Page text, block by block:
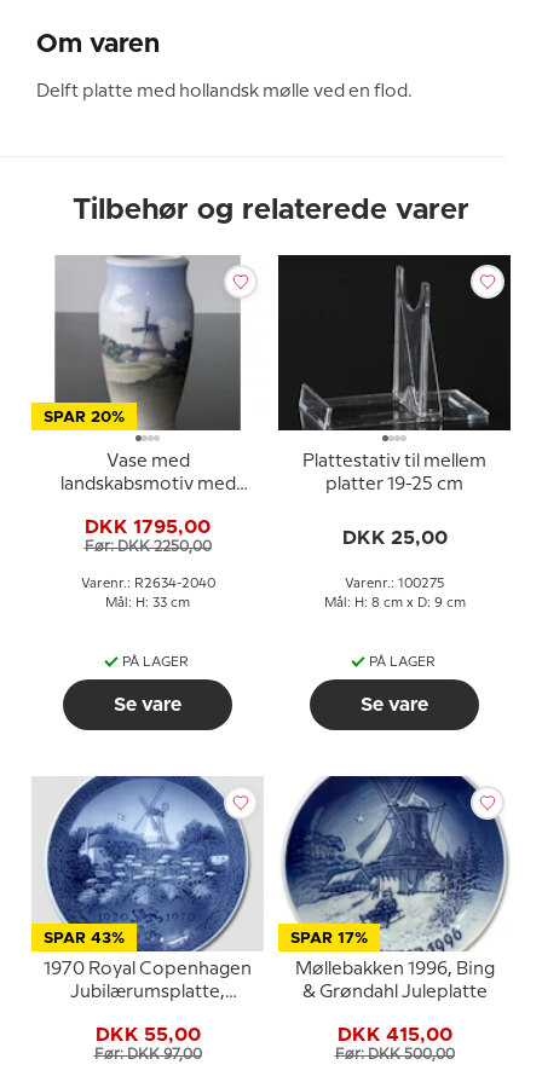
Om varen
Delft platte med hollandsk mølle ved en flod.
Tilbehør og relaterede varer
SPAR 20%
Vase med
landskabsmotiv med
Copenhagen nr. 2634-
2040
DKK 1795,00
Før: DKK 2250,00
Varenr.: R2634-2040
Mål: H: 33 cm
PÅ LAGER
Se vare
Plattestativ til mellem
platter 19-25 cm
DKK 25,00
Varenr.: 100275
Mål: H: 8 cm x D: 9 cm
PÅ LAGER
Se vare
SPAR 43%
1970 Royal Copenhagen
Jubilærumsplatte,
genforening 1920-1970
DKK 55,00
Før: DKK 97,00
SPAR 17%
Møllebakken 1996, Bing
& Grøndahl Juleplatte
DKK 415,00
Før: DKK 500,00